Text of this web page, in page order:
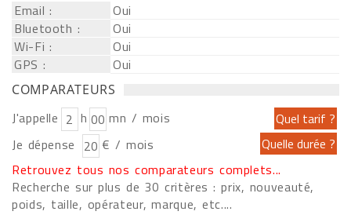
Email :
Oui
Bluetooth :
Oui
Wi-Fi :
Oui
GPS :
Oui
COMPARATEURS
J'appelle h
mn / mois
Je dépense
€ / mois
Retrouvez tous nos comparateurs complets...
Recherche sur plus de 30 critères : prix, nouveauté,
poids, taille, opérateur, marque, etc....